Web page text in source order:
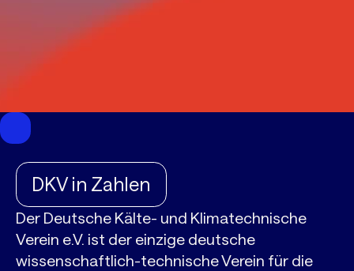
DKV in Zahlen
Der Deutsche Kälte- und Klimatechnische
Verein e.V. ist der einzige deutsche
wissenschaftlich-technische Verein für die